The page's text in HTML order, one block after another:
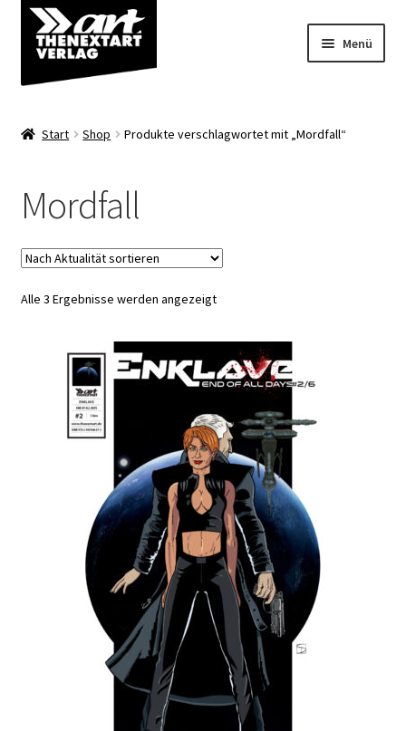
Zur
Navigation
springen
Zum
Inhalt
springen
Menü
Über uns
Start Shop Produkte verschlagwortet mit „Mordfall“
Mordfall
Alle 3 Ergebnisse werden angezeigtNach